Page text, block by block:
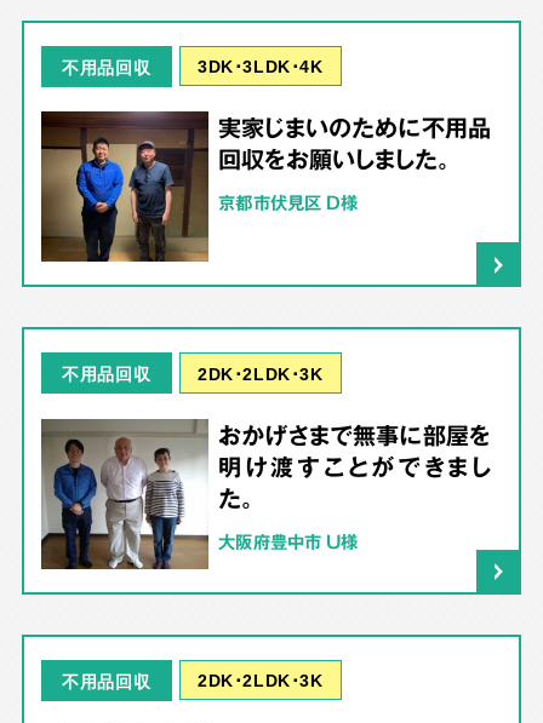
不用品回収 3DK･3LDK･4K
実家じまいのために不用品
回収をお願いしました。
京都市伏見区 D様
不用品回収 2DK･2LDK･3K
おかげさまで無事に部屋を
明け渡すことができまし
た。
大阪府豊中市 U様
不用品回収 2DK･2LDK･3K